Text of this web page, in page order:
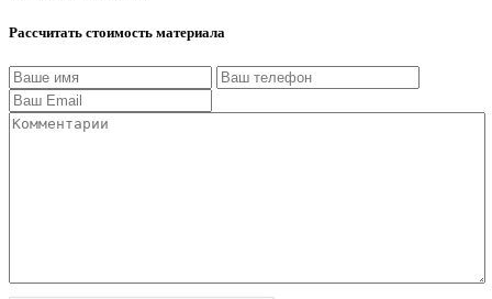
Рассчитать стоимость материала